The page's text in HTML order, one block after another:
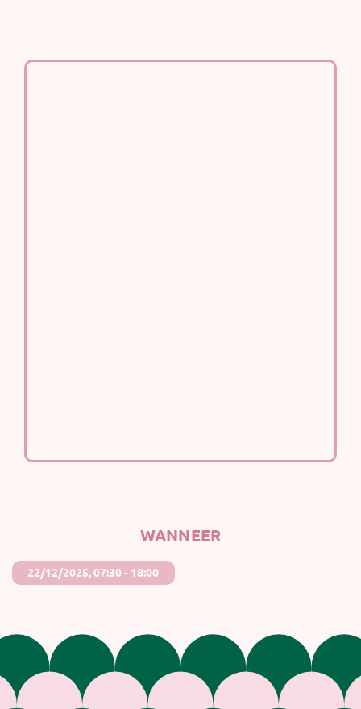
WANNEER
22/12/2025, 07:30 - 18:00